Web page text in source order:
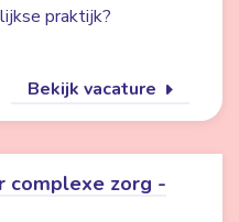
praktijk?
Bekijk vacature
complexe zorg -